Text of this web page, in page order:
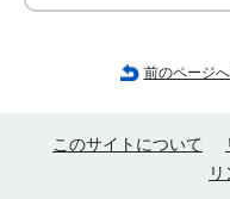
前のページ
このサイトについて